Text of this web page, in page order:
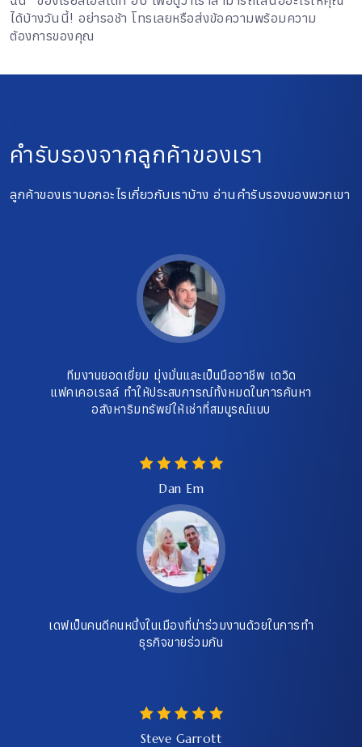
ได้บ้างวันนี้! อย่ารอช้า โทรเลยหรือส่งข้อความพร้อมความ
ต้องการของคุณ
คำรับรองจากลูกค้าของเรา
ลูกค้าของเราบอกอะไรเกี่ยวกับเราบ้าง อ่านคำรับรองของพวกเขา
ทีมงานยอดเยี่ยม มุ่งมั่นและเป็นมืออาชีพ เดวิด
แฟคเคอเรลล์ ทำให้ประสบการณ์ทั้งหมดในการค้นหา
อสังหาริมทรัพย์ให้เช่าที่สมบูรณ์แบบ
Dan Em
เดฟเป็นคนดีคนหนึ่งในเมืองที่น่าร่วมงานด้วยในการทำ
ธุรกิจขายร่วมกัน
Steve Garrott